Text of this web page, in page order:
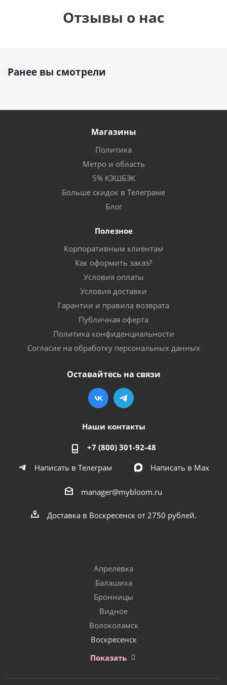
Отзывы о нас
Ранее вы смотрели
Магазины
Политика
Метро и область
5% КЭШБЭК
Больше скидок в Телеграме
Блог
Полезное
Корпоративным клиентам
Как оформить заказ?
Условия оплаты
Условия доставки
Гарантии и правила возврата
Публичная оферта
Политика конфиденциальности
Согласие на обработку персональных данных
Оставайтесь на связи
Наши контакты
+7 (800) 301-92-48
Написать в Телеграм
Написать в Мах
manager@mybloom.ru
Доставка в Воскресенск от 2750 рублей.
Апрелевка
Балашиха
Бронницы
Видное
Волоколамск
Воскресенск
Показать